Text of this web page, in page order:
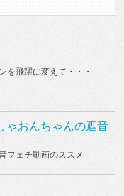
を飛躍に変えて・・・
ゃおんちゃんの遮音
フェチ動画のススメ